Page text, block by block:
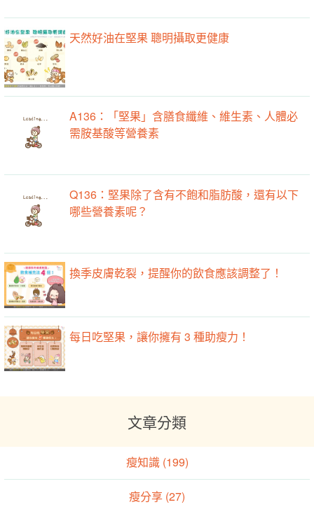
天然好油在堅果 聰明攝取更健康
A136：「堅果」含膳食纖維、維生素、人體必
需胺基酸等營養素
Q136：堅果除了含有不飽和脂肪酸，還有以下
哪些營養素呢？
換季皮膚乾裂，提醒你的飲食應該調整了！
每日吃堅果，讓你擁有 3 種助瘦力！
文章分類
瘦知識 (199)
瘦分享 (27)